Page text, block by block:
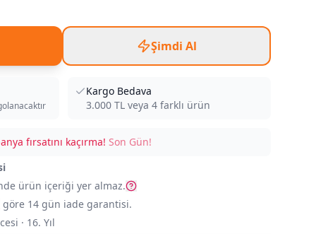
Şimdi Al
Kargo Bedava
3.000 TL veya 4 farklı ürün
fırsatını kaçırma! Son Gün!
ürün içeriği yer almaz.
göre 14 gün iade garantisi.
· 16. Yıl